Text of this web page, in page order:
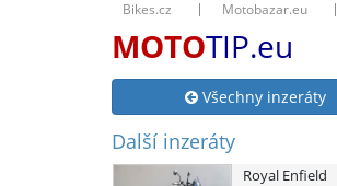
Bikes.cz Motobazar.eu
MOTOTIP.eu
Všechny inzeráty
Další inzeráty
Royal Enfield